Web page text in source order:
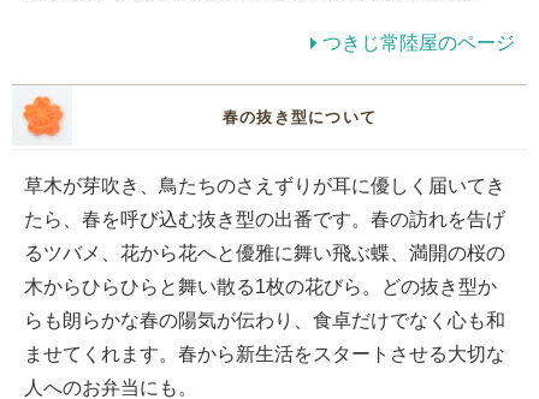
つきじ常陸屋のページ
春の抜き型について
草木が芽吹き、鳥たちのさえずりが耳に優しく届いてき
たら、春を呼び込む抜き型の出番です。春の訪れを告げ
るツバメ、花から花へと優雅に舞い飛ぶ蝶、満開の桜の
木からひらひらと舞い散る1枚の花びら。どの抜き型か
らも朗らかな春の陽気が伝わり、食卓だけでなく心も和
ませてくれます。春から新生活をスタートさせる大切な
人へのお弁当にも。